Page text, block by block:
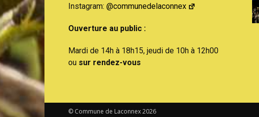
Instagram: @communedelaconnex
Ouverture au public :
Mardi de 14h à 18h15, jeudi de 10h à 12h00
ou sur rendez-vous
© Commune de Laconnex2026